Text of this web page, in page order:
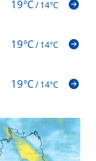
19°C/14°C
19°C/14°C
19°C/14°C